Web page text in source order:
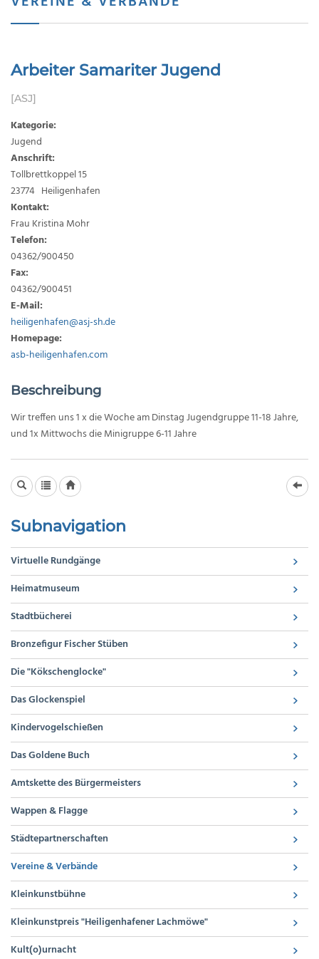
Arbeiter Samariter Jugend
[ASJ]
Kategorie:
Jugend
Anschrift:
Tollbrettkoppel 15
23774 Heiligenhafen
Kontakt:
Frau Kristina Mohr
Telefon:
04362/900450
Fax:
04362/900451
E-Mail:
heiligenhafen@asj-sh.de
Homepage:
asb-heiligenhafen.com
Beschreibung
Wir treffen uns 1 x die Woche am Dinstag Jugendgruppe 11-18 Jahre,
und 1x Mittwochs die Minigruppe 6-11 Jahre
Subnavigation
Virtuelle Rundgänge
Heimatmuseum
Stadtbücherei
Bronzefigur Fischer Stüben
Die "Kökschenglocke"
Das Glockenspiel
Kindervogelschießen
Das Goldene Buch
Amtskette des Bürgermeisters
Wappen & Flagge
Städtepartnerschaften
Vereine & Verbände
Kleinkunstbühne
Kleinkunstpreis "Heiligenhafener Lachmöwe"
Kult(o)urnacht